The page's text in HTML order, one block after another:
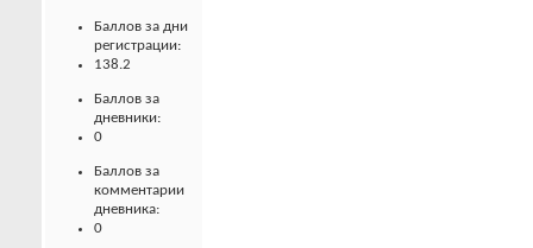
Баллов за дни
регистрации:
138.2
Баллов за
дневники:
0
Баллов за
комментарии
дневника:
0